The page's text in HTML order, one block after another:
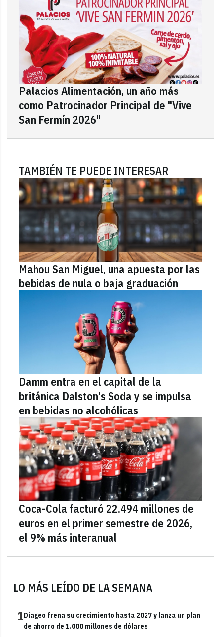
LO MÁS LEÍDO DE LA SEMANA
1Diageo frena su crecimiento hasta 2027 y lanza un plan
de ahorro de 1.000 millones de dólares
Palacios Alimentación, un año más
como Patrocinador Principal de "Vive
San Fermín 2026"
TAMBIÉN TE PUEDE INTERESAR
Mahou San Miguel, una apuesta por las
bebidas de nula o baja graduación
Damm entra en el capital de la
británica Dalston's Soda y se impulsa
en bebidas no alcohólicas
Coca-Cola facturó 22.494 millones de
euros en el primer semestre de 2026,
el 9% más interanual